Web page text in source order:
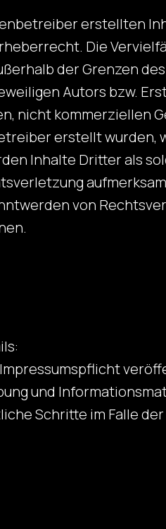
erstellten
Die
der Grenzen
Autors bzw.
nicht kommerziellen
erstellt
Inhalte Dritter als
von
und
Schritte im Falle